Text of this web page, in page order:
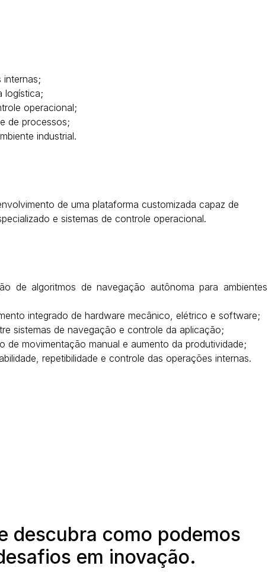
internas;
logística;
operacional;
de processos;
industrial.
de uma plataforma customizada capaz de
e sistemas de controle operacional.
de algoritmos de navegação autônoma para ambientes
integrado de hardware mecânico, elétrico e software;
sistemas de navegação e controle da aplicação;
de movimentação manual e aumento da produtividade;
repetibilidade e controle das operações internas.
descubra como podemos
em inovação.